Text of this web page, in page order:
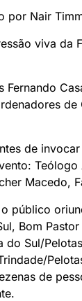
Nair
viva da
Fernando
de
Macedo,
público
Bom
do Sul/
de